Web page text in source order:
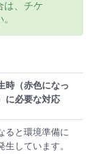
は、チケ
時（赤色になっ
に必要な対応
ると環境準備に
生しています。